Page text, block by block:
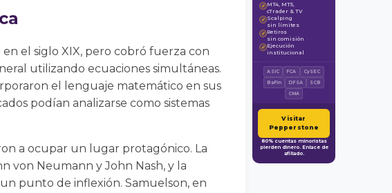
el siglo XIX, pero cobró fuerza con
utilizando ecuaciones simultáneas.
el lenguaje matemático en sus
podían analizarse como sistemas
a ocupar un lugar protagónico. La
von Neumann y John Nash, y la
punto de inflexión. Samuelson, en
✓ MT4, MT5,
cTrader & TV
✓ Scalping
sin límites
✓ Retiros
sin comisión
✓ Ejecución
institucional
ASIC FCA
CySEC
BaFin
DFSA
SCB
CMA
Visitar
Pepperstone
80% cuentas minoristas
pierden dinero. Enlace de
afiliado.